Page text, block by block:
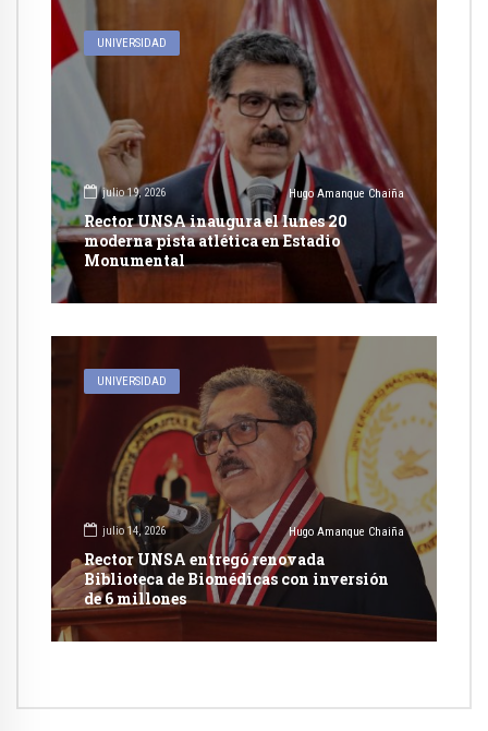
UNIVERSIDAD
julio 19, 2026 Hugo Amanque Chaiña
Rector UNSA inaugura el lunes 20
moderna pista atlética en Estadio
Monumental
UNIVERSIDAD
julio 14, 2026 Hugo Amanque Chaiña
Rector UNSA entregó renovada
Biblioteca de Biomédicas con inversión
de 6 millones